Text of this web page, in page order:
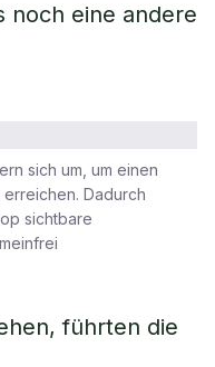
noch eine andere
sich um, um einen
Dadurch
sichtbare
führten die